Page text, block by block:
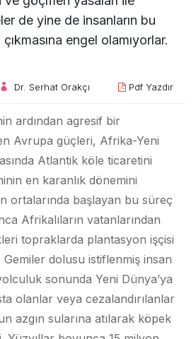
de yine de insanların bu
engel olamıyorlar.
Dr. Serhat Orakçı Pdf Yazdır
ardından agresif bir
Avrupa güçleri, Afrika-Yeni
Atlantik köle ticaretini
en karanlık dönemini
ortalarında başlayan bu süreç
Afrikalıların vatanlarından
topraklarda plantasyon işçisi
Gemiler dolusu istiflenmiş insan
sonunda Yeni Dünya’ya
olanlar veya cezalandırılanlar
azgın sularına atılarak köpek